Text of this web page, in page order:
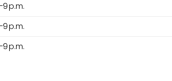
p.m.
p.m.
p.m.